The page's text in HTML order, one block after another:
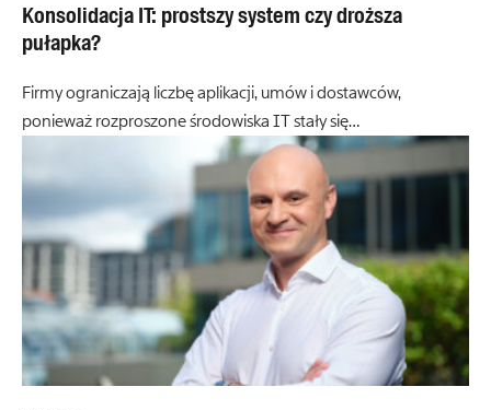
Konsolidacja IT: prostszy system czy droższa
pułapka?
Firmy ograniczają liczbę aplikacji, umów i dostawców,
ponieważ rozproszone środowiska IT stały się…